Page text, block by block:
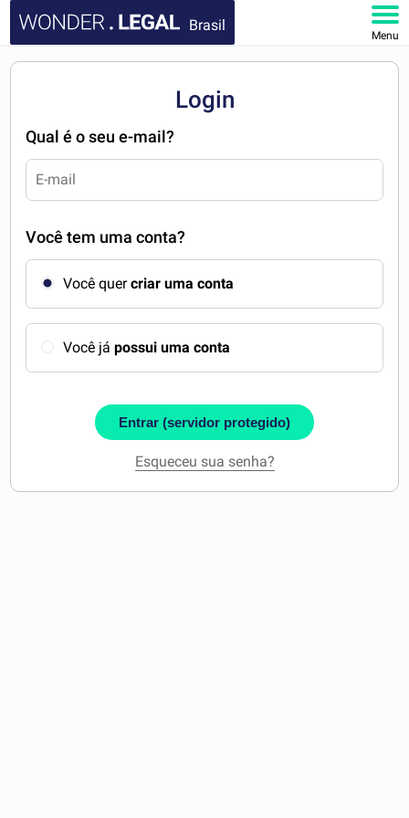
Brasil
Menu
FAQ
Login
Qual é o seu e-mail?
Você tem uma conta?
Você quercriar uma conta
Você jápossui uma conta
Entrar (servidor protegido)
Esqueceu sua senha?